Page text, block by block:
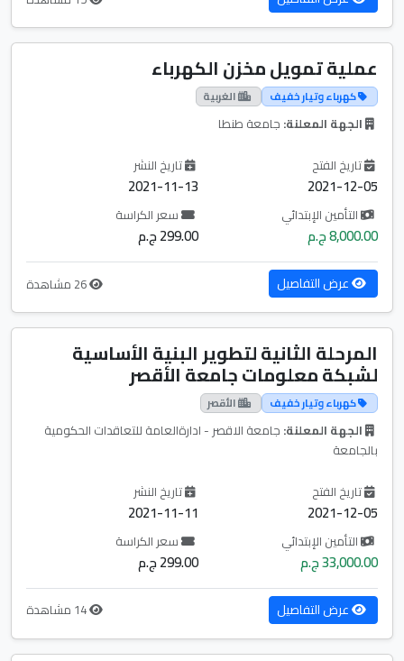
عملية تمويل مخزن الكهرباء
كهرباء وتيار خفيف الغربية
الجهة المعلنة: جامعة طنطا
تاريخ الفتح
2021-12-05
تاريخ النشر
2021-11-13
التأمين الإبتدائي
8,000.00 ج.م
سعر الكراسة
299.00 ج.م
عرض التفاصيل
المرحلة الثانية لتطوير البنية الأساسية
لشبكة معلومات جامعة الأقصر
كهرباء وتيار خفيف الأقصر
الجهة المعلنة: جامعة الاقصر - ادارةالعامة للتعاقدات الحكومية
بالجامعة
تاريخ الفتح
2021-12-05
تاريخ النشر
2021-11-11
التأمين الإبتدائي
33,000.00 ج.م
سعر الكراسة
299.00 ج.م
عرض التفاصيل